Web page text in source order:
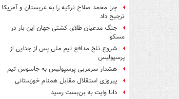
چرا محمد صلاح ترکیه را به عربستان و آمریکا
ترجیح داد
جنگ مدعیان طلای کشتی جهان این بار در
مسکو
شروع تلخ مدافع تیم ملی پس از جدایی از
پرسپولیس
هشدار سرمربی پرسپولیس به جاسوس تیم
پیروزی استقلال مقابل همنام خوزستانی
دانا وایت به بن‌بست رسید